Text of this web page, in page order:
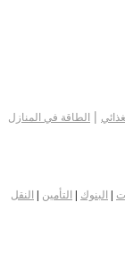
| الطاقة في المنازل
| البنوك | التأمين | النقل